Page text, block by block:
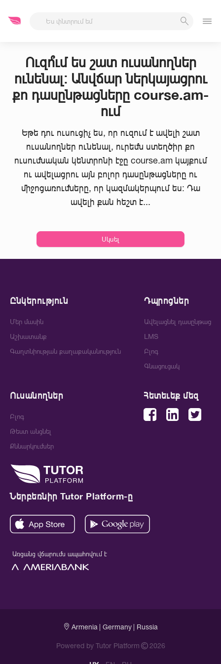
Մեկնարկ
Ուզո՞ւմ ես շատ ուսանողներ
ունենալ։ Անվճար ներկայացրու
քո դասընթացները course.am-
ում
Եթե դու ուսուցիչ ես, որ ուզում է ավելի շատ
ուսանողներ ունենալ, ուրեմն ստեղծիր քո
ուսումնական կենտրոնի էջը course.am կայքում
ու ավելացրու այն բոլոր դասընթացները ու
միջոցառումները, որ կազմակերպում ես։ Դա
ավելի քան հեշտ է...
Սկսել
Ընկերություն
Մեր մասին
Աշխատանք
Գաղտնիության քաղաքականություն
Դպրոցներ
Ավելացնել դասընթաց
LMS
Բլոգ
Գնացուցակ
Ուսանողներ
Բլոգ
Թեստ անցնել
Քննարկումներ
Հետեւեք մեզ
Ներբեռնիր Tutor Platform-ը
Առցանց վճարումն ապահովում է
Armenia | Germany | Russia
Powered by Tutor Platform 2026